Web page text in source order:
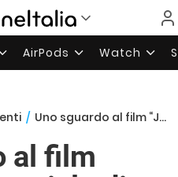
AirPods Watch
/ Uno sguardo al film “JOBS”: lo speciale di iPadItalia
al film